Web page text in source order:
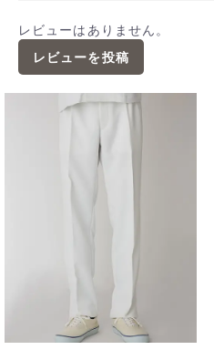
レビューはありません。
レビューを投稿